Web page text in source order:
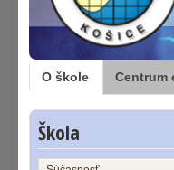
O škole Centrum
Škola